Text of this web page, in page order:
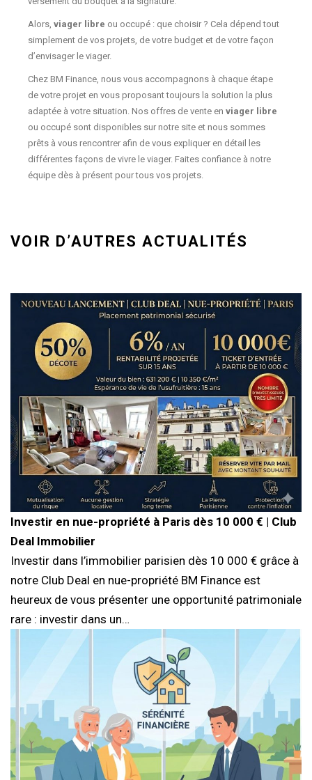
Alors,viager libre ou occupé : que choisir ? Cela dépend tout
simplement de vos projets, de votre budget et de votre façon
d’envisager le viager.
Chez BM Finance, nous vous accompagnons à chaque étape
de votre projet en vous proposant toujours la solution la plus
adaptée à votre situation. Nos offres de vente enviager libre
ou occupé sont disponibles sur notre site et nous sommes
prêts à vous rencontrer afin de vous expliquer en détail les
différentes façons de vivre le viager. Faites confiance à notre
équipe dès à présent pour tous vos projets.
VOIR D’AUTRES ACTUALITÉS
Investir en nue-propriété à Paris dès 10 000 € | Club
Deal Immobilier
Investir dans l’immobilier parisien dès 10 000 € grâce à
notre Club Deal en nue-propriété BM Finance est
heureux de vous présenter une opportunité patrimoniale
rare : investir dans un…